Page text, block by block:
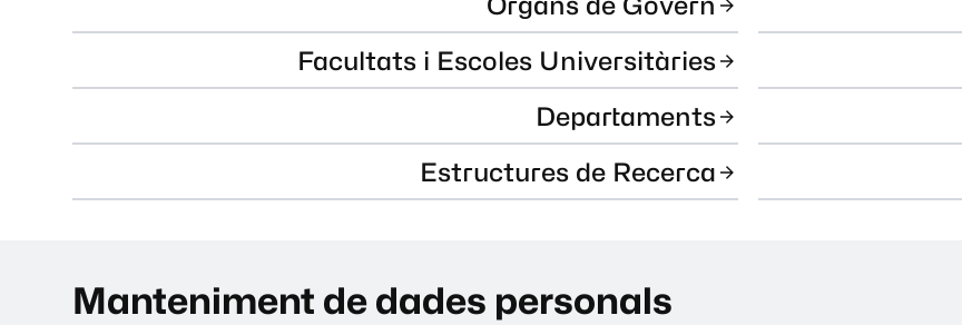
Facultats i Escoles Universitàries
Departaments
Estructures de Recerca
Manteniment de dades personals